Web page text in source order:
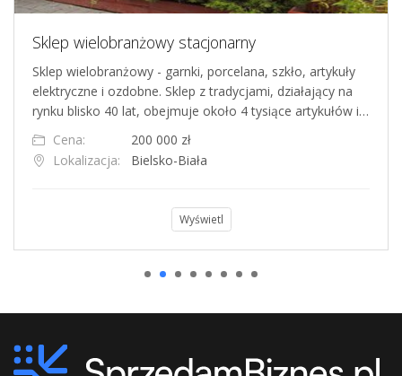
Sklep wielobranżowy stacjonarny
Sklep wielobranżowy - garnki, porcelana, szkło, artykuły
elektryczne i ozdobne. Sklep z tradycjami, działający na
rynku blisko 40 lat, obejmuje około 4 tysiące artykułów i…
Cena:
200 000 zł
Lokalizacja:
Bielsko-Biała
Wyświetl